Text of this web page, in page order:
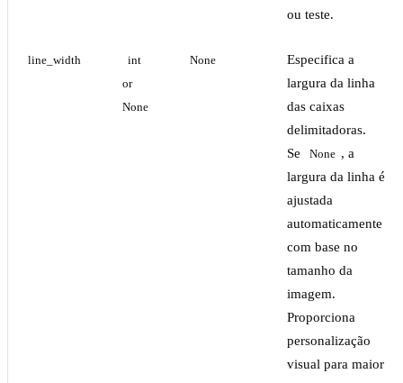
ou teste.
line_width
int
or
None
None
Especifica a
largura da linha
das caixas
delimitadoras.
Se
None , a
largura da linha é
ajustada
automaticamente
com base no
tamanho da
imagem.
Proporciona
personalização
visual para maior